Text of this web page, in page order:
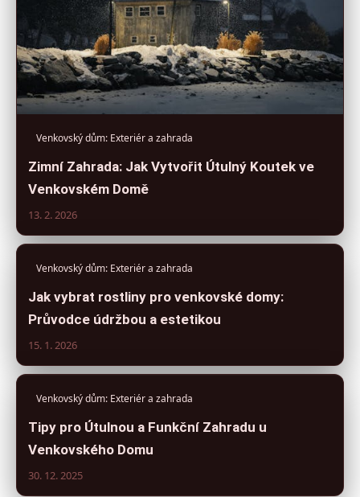
Venkovský dům: Exteriér a zahrada
Zimní Zahrada: Jak Vytvořit Útulný Koutek ve
Venkovském Domě
13. 2. 2026
Venkovský dům: Exteriér a zahrada
Jak vybrat rostliny pro venkovské domy:
Průvodce údržbou a estetikou
15. 1. 2026
Venkovský dům: Exteriér a zahrada
Tipy pro Útulnou a Funkční Zahradu u
Venkovského Domu
30. 12. 2025